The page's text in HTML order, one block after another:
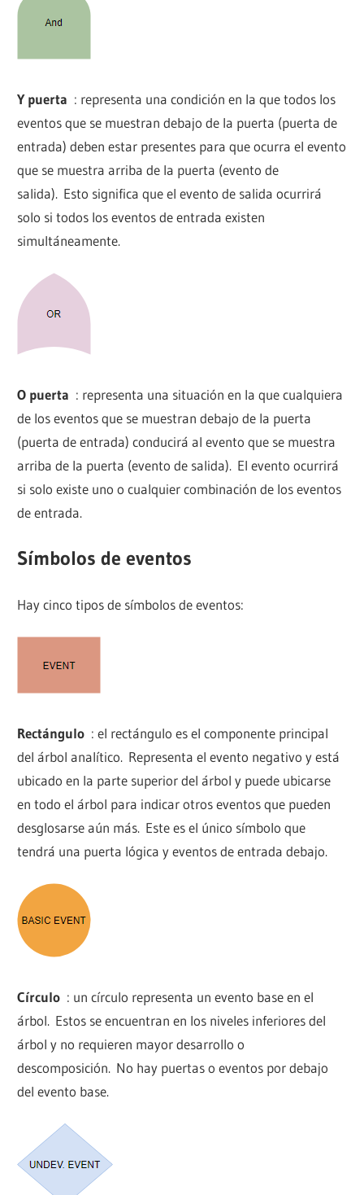
Y puerta : representa una condición en la que todos los
eventos que se muestran debajo de la puerta (puerta de
entrada) deben estar presentes para que ocurra el evento
que se muestra arriba de la puerta (evento de
salida). Esto significa que el evento de salida ocurrirá
solo si todos los eventos de entrada existen
simultáneamente.
O puerta : representa una situación en la que cualquiera
de los eventos que se muestran debajo de la puerta
(puerta de entrada) conducirá al evento que se muestra
arriba de la puerta (evento de salida). El evento ocurrirá
si solo existe uno o cualquier combinación de los eventos
de entrada.
Símbolos de eventos
Hay cinco tipos de símbolos de eventos:
Rectángulo : el rectángulo es el componente principal
del árbol analítico. Representa el evento negativo y está
ubicado en la parte superior del árbol y puede ubicarse
en todo el árbol para indicar otros eventos que pueden
desglosarse aún más. Este es el único símbolo que
tendrá una puerta lógica y eventos de entrada debajo.
Círculo : un círculo representa un evento base en el
árbol. Estos se encuentran en los niveles inferiores del
árbol y no requieren mayor desarrollo o
descomposición. No hay puertas o eventos por debajo
del evento base.